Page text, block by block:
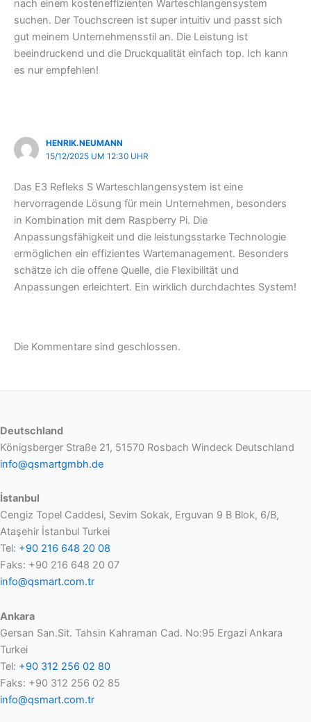
nach einem kosteneffizienten Warteschlangensystem
suchen. Der Touchscreen ist super intuitiv und passt sich
gut meinem Unternehmensstil an. Die Leistung ist
beeindruckend und die Druckqualität einfach top. Ich kann
es nur empfehlen!
HENRIK.NEUMANN
15/12/2025 UM 12:30 UHR
Das E3 Refleks S Warteschlangensystem ist eine
hervorragende Lösung für mein Unternehmen, besonders
in Kombination mit dem Raspberry Pi. Die
Anpassungsfähigkeit und die leistungsstarke Technologie
ermöglichen ein effizientes Wartemanagement. Besonders
schätze ich die offene Quelle, die Flexibilität und
Anpassungen erleichtert. Ein wirklich durchdachtes System!
Die Kommentare sind geschlossen.
Deutschland
Königsberger Straße 21, 51570 Rosbach Windeck Deutschland
info@qsmartgmbh.de
İstanbul
Cengiz Topel Caddesi, Sevim Sokak, Erguvan 9 B Blok, 6/B,
Ataşehir İstanbul Turkei
Tel: +90 216 648 20 08
Faks: +90 216 648 20 07
info@qsmart.com.tr
Ankara
Gersan San.Sit. Tahsin Kahraman Cad. No:95 Ergazi Ankara
Turkei
Tel: +90 312 256 02 80
Faks: +90 312 256 02 85
info@qsmart.com.tr